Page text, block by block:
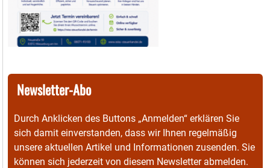
Newsletter-Abo
Durch Anklicken des Buttons „Anmelden“ erklären Sie
sich damit einverstanden, dass wir Ihnen regelmäßig
unsere aktuellen Artikel und Informationen zusenden. Sie
können sich jederzeit von diesem Newsletter abmelden.